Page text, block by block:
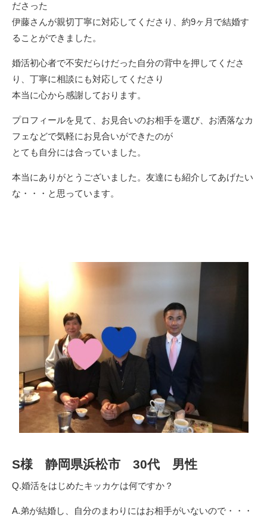
ださった
伊藤さんが親切丁寧に対応してくださり、約9ヶ月で結婚す
ることができました。
婚活初心者で不安だらけだった自分の背中を押してくださ
り、丁寧に相談にも対応してくださり
本当に心から感謝しております。
プロフィールを見て、お見合いのお相手を選び、お洒落なカ
フェなどで気軽にお見合いができたのが
とても自分には合っていました。
本当にありがとうございました。友達にも紹介してあげたい
な・・・と思っています。
S様 静岡県浜松市 30代 男性
Q.婚活をはじめたキッカケは何ですか？
A.弟が結婚し、自分のまわりにはお相手がいないので・・・